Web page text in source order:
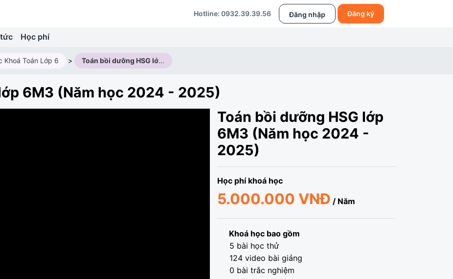
Hotline: 0932.39.39.56 Đăng nhập Đăng ký
Học phí
Khoá Toán Lớp 6 > Toán bồi dưỡng HSG lớp 6M3 (Năm học 2024 - 2025)
6M3 (Năm học 2024 - 2025)
Toán bồi dưỡng HSG lớp
6M3 (Năm học 2024 -
2025)
Học phí khoá học
5.000.000 VNĐ / Năm
Khoá học bao gồm
5 bài học thử
124 video bài giảng
0 bài trắc nghiệm